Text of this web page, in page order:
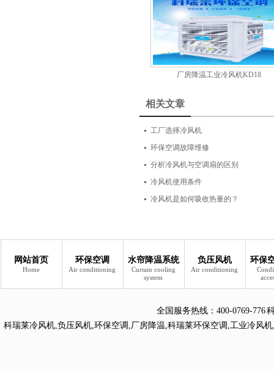
厂房降温工业冷风机KD18
相关文章
工厂选择冷风机
环保空调故障维修
分析冷风机与空调扇的区别
冷风机使用条件
冷风机是如何吸收热量的？
网站首页
Home
环保空调
Air conditioning
水帘降温系统
Curtain cooling
system
负压风机
Air conditioning
环保
全国服务热线： 400-0769-776
科瑞莱冷风机,负压风机,环保空调 ,厂房降温,科瑞莱环保空调 ,工业冷风机